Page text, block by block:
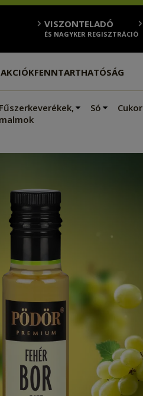
VISZONTELADÓ
ÉS NAGYKER REGISZTRÁCIÓ
AKCIÓKFENNTARTHATÓSÁG
Fűszerkeverékek,
malmok
Só Cukor